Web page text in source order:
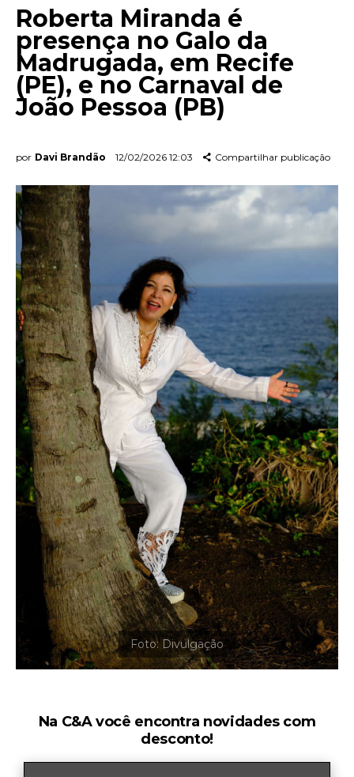
Contato
Roberta Miranda é
presença no Galo da
Madrugada, em Recife
(PE), e no Carnaval de
João Pessoa (PB)
por Davi Brandão 12/02/2026 12:03 Compartilhar publicação
Na C&A você encontra novidades com
desconto!